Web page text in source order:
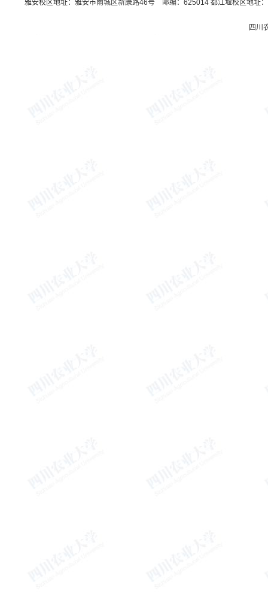
雅安校区地址：雅安市雨城区新康路46号 邮编：625014 都江堰校区地址
四川